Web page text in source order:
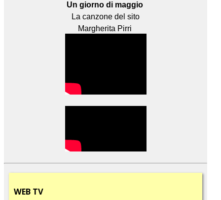
Un giorno di maggio
La canzone del sito
Margherita Pirri
WEB TV